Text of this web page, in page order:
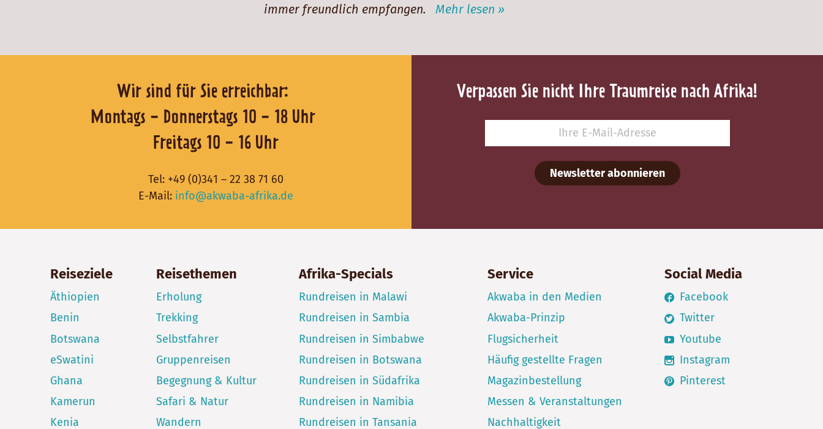
immer freundlich empfangen. Mehr lesen »
Wir sind für Sie erreichbar:
Montags - Donnerstags 10 - 18 Uhr
Freitags 10 - 16 Uhr
Tel: +49 (0)341 – 22 38 71 60
E-Mail: info@akwaba-afrika.de
Verpassen Sie nicht Ihre Traumreise nach Afrika!
Newsletter abonnieren
Reiseziele
Äthiopien
Benin
Botswana
eSwatini
Ghana
Kamerun
Kenia
Reisethemen
Erholung
Trekking
Selbstfahrer
Gruppenreisen
Begegnung & Kultur
Safari & Natur
Wandern
Afrika-Specials
Rundreisen in Malawi
Rundreisen in Sambia
Rundreisen in Simbabwe
Rundreisen in Botswana
Rundreisen in Südafrika
Rundreisen in Namibia
Rundreisen in Tansania
Service
Akwaba in den Medien
Akwaba-Prinzip
Flugsicherheit
Häufig gestellte Fragen
Magazinbestellung
Messen & Veranstaltungen
Nachhaltigkeit
Social Media
Facebook
Twitter
Youtube
Instagram
Pinterest